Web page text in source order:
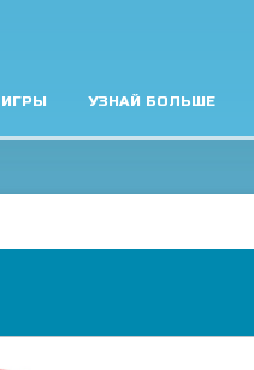
ИГРЫ УЗНАЙ БОЛЬШЕ